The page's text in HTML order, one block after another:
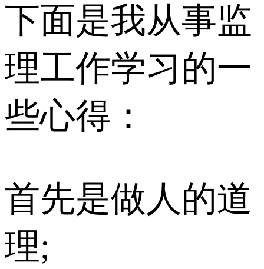
下面是我从事监
理工作学习的一
些心得：
首先是做人的道
理;